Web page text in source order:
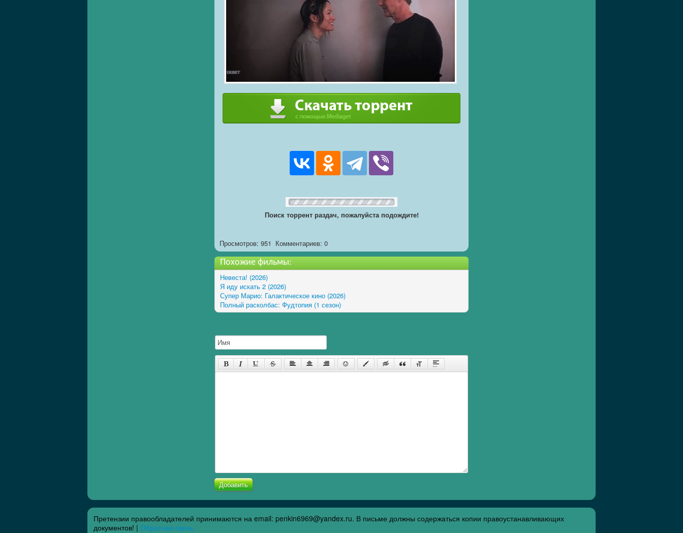
Поиск торрент раздач, пожалуйста подождите!
Просмотров: 951 Комментариев: 0
Похожие фильмы:
Невеста! (2026)
Я иду искать 2 (2026)
Супер Марио: Галактическое кино (2026)
Полный расколбас: Фудтопия (1 сезон)
Добавить
Претензии правообладателей принимаются на email: penkin6969@yandex.ru. В письме должны содержаться копии правоустанавливающих
документов! | Обратная связь